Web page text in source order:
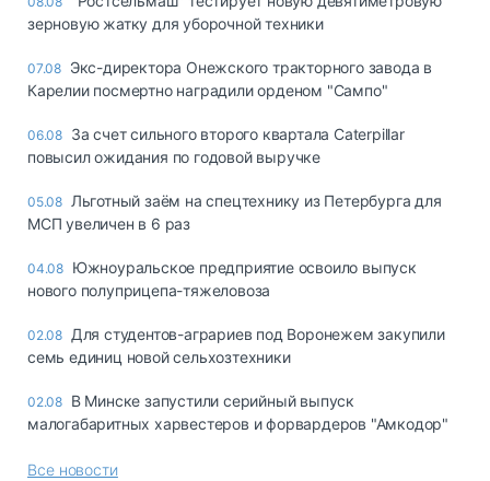
зерновую жатку для уборочной техники
07.08 Экс-директора Онежского тракторного завода в
Карелии посмертно наградили орденом "Сампо"
06.08 За счет сильного второго квартала Caterpillar
повысил ожидания по годовой выручке
05.08 Льготный заём на спецтехнику из Петербурга для
МСП увеличен в 6 раз
04.08 Южноуральское предприятие освоило выпуск
нового полуприцепа-тяжеловоза
02.08 Для студентов-аграриев под Воронежем закупили
семь единиц новой сельхозтехники
02.08 В Минске запустили серийный выпуск
малогабаритных харвестеров и форвардеров "Амкодор"
Все новости